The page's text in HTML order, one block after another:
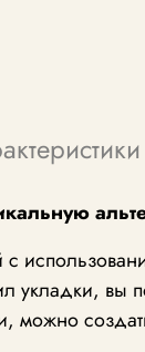
вы
можно